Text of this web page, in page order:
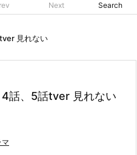
Next Search
見れない
4話、5話tver 見れない